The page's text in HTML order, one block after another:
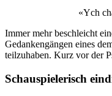
«Ych
Immer mehr beschleicht
Gedankengängen eines
teilzuhaben. Kurz vor der
Schauspielerisch